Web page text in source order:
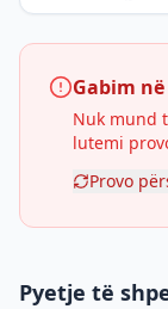
Gabim
Nuk mund
lutemi
Provo
Pyetje të